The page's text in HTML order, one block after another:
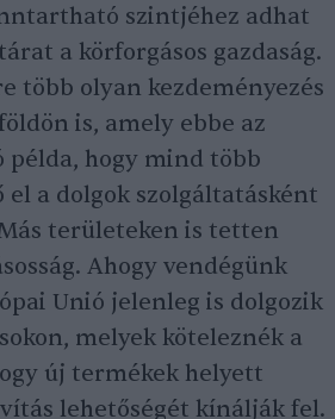
szintjéhez adhat
a körforgásos gazdaság.
több olyan kezdeményezés
is, amely ebbe az
példa, hogy mind több
a dolgok szolgáltatásként
területeken is tetten
Ahogy vendégünk
Unió jelenleg is dolgozik
melyek köteleznék a
új termékek helyett
lehetőségét kínálják fel.